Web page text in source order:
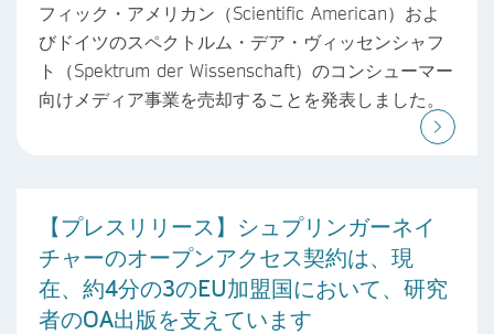
フィック・アメリカン（Scientific American）およ
びドイツのスペクトルム・デア・ヴィッセンシャフ
ト（Spektrum der Wissenschaft）のコンシューマー
向けメディア事業を売却することを発表しました。
【プレスリリース】シュプリンガーネイ
チャーのオープンアクセス契約は、現
在、約4分の3のEU加盟国において、研究
者のOA出版を支えています